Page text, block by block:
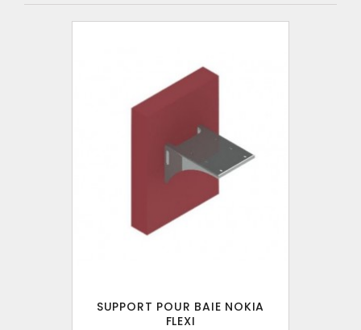
SUPPORT POUR BAIE NOKIA
FLEXI